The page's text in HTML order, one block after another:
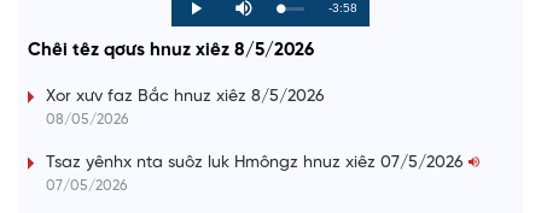
P
l
y
M
u
e
L
o
d
0
P
r
g
s
R
-3:58
Chêi têz qơưs hnuz xiêz 8/5/2026
Xor xưv faz Bắc hnuz xiêz 8/5/2026
08/05/2026
Tsaz yênhx nta suôz luk Hmôngz hnuz xiêz 07/5/2026
07/05/2026